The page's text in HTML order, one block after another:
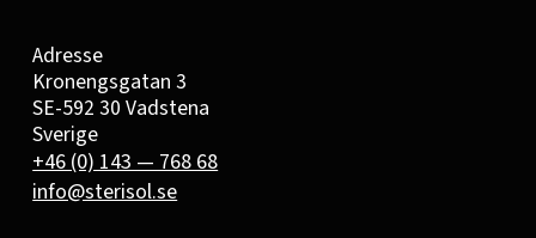
Adresse
Kronengsgatan 3
SE-592 30 Vadstena
Sverige
+46 (0) 143 — 768 68
info@sterisol.se